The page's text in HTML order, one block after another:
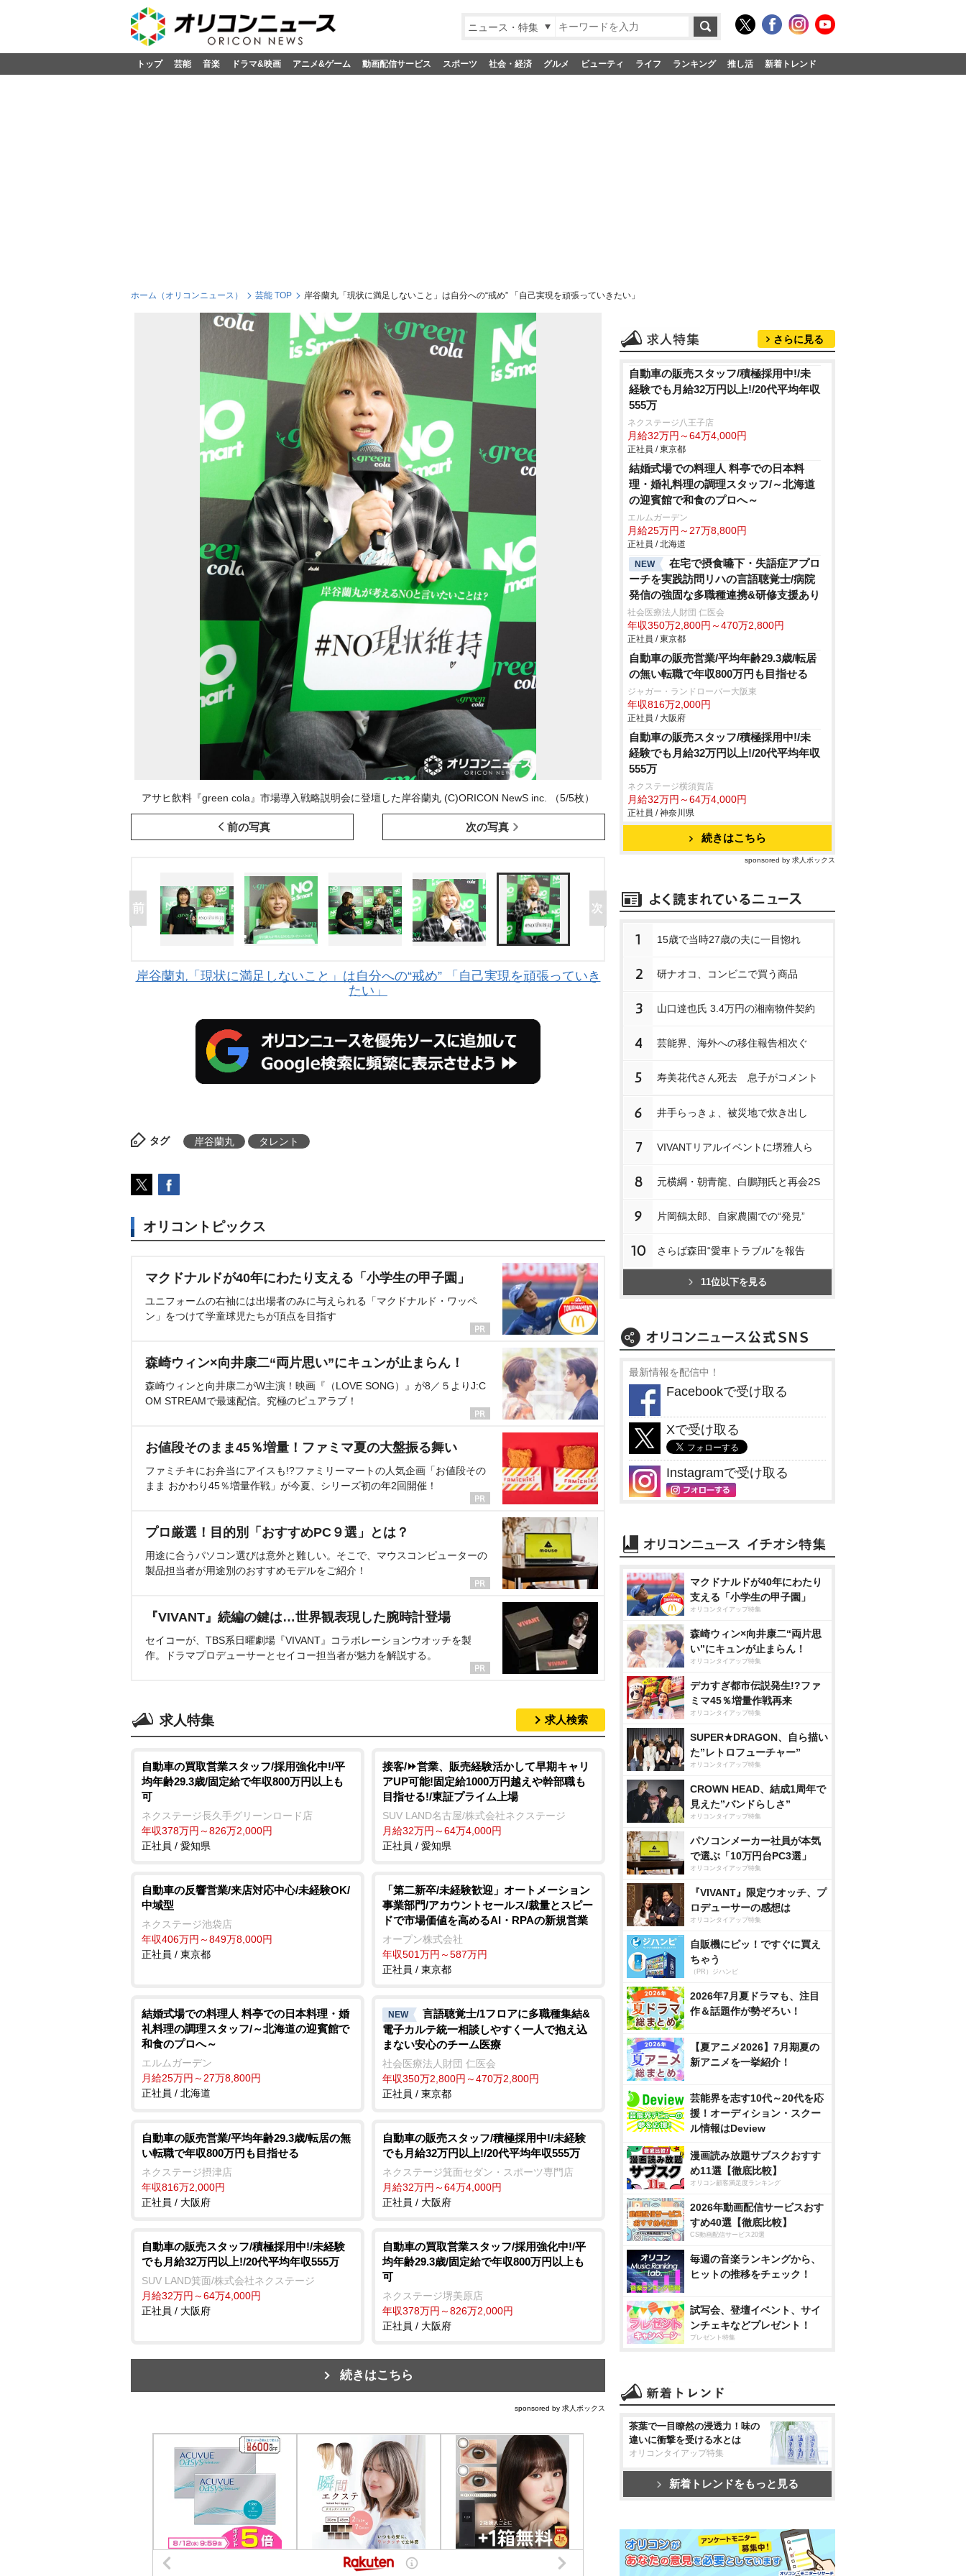
ニュース・特集
トップ 芸能 音楽 ドラマ&映画 アニメ&ゲーム 動画配信サービス スポーツ 社会・経済 グルメ ビューティ ライフ ランキング 推し活 新着トレンド
ホーム（オリコンニュース） 芸能 TOP 岸谷蘭丸「現状に満足しないこと」は自分への“戒め” 「自己実現を頑張っていきたい」
アサヒ飲料『green cola』市場導入戦略説明会に登壇した岸谷蘭丸 (C)ORICON NewS inc. （5/5枚）
前の写真 次の写真
岸谷蘭丸「現状に満足しないこと」は自分への“戒め” 「自己実現を頑張っていき
たい」
タグ 岸谷蘭丸 タレント
オリコントピックス
マクドナルドが40年にわたり支える「小学生の甲子園」
ユニフォームの右袖には出場者のみに与えられる「マクドナルド・ワッペ
ン」をつけて学童球児たちが頂点を目指す
森崎ウィン×向井康二“両片思い”にキュンが止まらん！
森崎ウィンと向井康二がW主演！映画『（LOVE SONG）』が8／５よりJ:C
OM STREAMで最速配信。究極のピュアラブ！
お値段そのまま45％増量！ファミマ夏の大盤振る舞い
ファミチキにお弁当にアイスも!?ファミリーマートの人気企画「お値段その
まま おかわり45％増量作戦」が今夏、シリーズ初の年2回開催！
プロ厳選！目的別「おすすめPC９選」とは？
用途に合うパソコン選びは意外と難しい。そこで、マウスコンピューターの
製品担当者が用途別のおすすめモデルをご紹介！
『VIVANT』続編の鍵は…世界観表現した腕時計登場
セイコーが、TBS系日曜劇場『VIVANT』コラボレーションウオッチを製
作。ドラマプロデューサーとセイコー担当者が魅力を解説する。
求人特集 求人検索
自動車の買取営業スタッフ/採用強化中!/平
均年齢29.3歳/固定給で年収800万円以上も
可
ネクステージ⾧久手グリーンロード店
年収378万円～826万2,000円
正社員 / 愛知県
接客/⏩️営業、販売経験活かして早期キャリ
アUP可能!固定給1000万円越えや幹部職も
目指せる!/東証プライム上場
SUV LAND名古屋/株式会社ネクステージ
月給32万円～64万4,000円
正社員 / 愛知県
自動車の反響営業/来店対応中心/未経験OK/
中域型
ネクステージ池袋店
年収406万円～849万8,000円
正社員 / 東京都
「第二新卒/未経験歓迎」オートメーション
事業部門/アカウントセールス/裁量とスピー
ドで市場価値を高めるAI・RPAの新規営業
オープン株式会社
年収501万円～587万円
正社員 / 東京都
結婚式場での料理人 料亭での日本料理・婚
礼料理の調理スタッフ/～北海道の迎賓館で
和食のプロへ～
エルムガーデン
月給25万円～27万8,800円
正社員 / 北海道
NEW
言語聴覚士/1フロアに多職種集結&
電子カルテ統一相談しやすく一人で抱え込
まない安心のチーム医療
社会医療法人財団 仁医会
年収350万2,800円～470万2,800円
正社員 / 東京都
自動車の販売営業/平均年齢29.3歳/転居の無
い転職で年収800万円も目指せる
ネクステージ摂津店
年収816万2,000円
正社員 / 大阪府
自動車の販売スタッフ/積極採用中!/未経験
でも月給32万円以上!/20代平均年収555万
ネクステージ箕面セダン・スポーツ専門店
月給32万円～64万4,000円
正社員 / 大阪府
自動車の販売スタッフ/積極採用中!/未経験
でも月給32万円以上!/20代平均年収555万
SUV LAND箕面/株式会社ネクステージ
月給32万円～64万4,000円
正社員 / 大阪府
自動車の買取営業スタッフ/採用強化中!/平
均年齢29.3歳/固定給で年収800万円以上も
可
ネクステージ堺美原店
年収378万円～826万2,000円
正社員 / 大阪府
続きはこちら
sponsored by 求人ボックス
さらに見る
自動車の販売スタッフ/積極採用中!/未
経験でも月給32万円以上!/20代平均年収
555万
ネクステージ八王子店
月給32万円～64万4,000円
正社員 / 東京都
結婚式場での料理人 料亭での日本料
理・婚礼料理の調理スタッフ/～北海道
の迎賓館で和食のプロへ～
エルムガーデン
月給25万円～27万8,800円
正社員 / 北海道
NEW
在宅で摂食嚥下・失語症アプロ
ーチを実践訪問リハの言語聴覚士/病院
発信の強固な多職種連携&研修支援あり
社会医療法人財団 仁医会
年収350万2,800円～470万2,800円
正社員 / 東京都
自動車の販売営業/平均年齢29.3歳/転居
の無い転職で年収800万円も目指せる
ジャガー・ランドローバー大阪東
年収816万2,000円
正社員 / 大阪府
自動車の販売スタッフ/積極採用中!/未
経験でも月給32万円以上!/20代平均年収
555万
ネクステージ横須賀店
月給32万円～64万4,000円
正社員 / 神奈川県
続きはこちら
sponsored by 求人ボックス
1 15歳で当時27歳の夫に一目惚れ
2 研ナオコ、コンビニで買う商品
3 山口達也氏 3.4万円の湘南物件契約
4 芸能界、海外への移住報告相次ぐ
5 寿美花代さん死去 息子がコメント
6 井手らっきょ、被災地で炊き出し
7 VIVANTリアルイベントに堺雅人ら
8 元横綱・朝青龍、白鵬翔氏と再会2S
9 片岡鶴太郎、自家農園での“発見”
10 さらば森田“愛車トラブル”を報告
11位以下を見る
最新情報を配信中！
Facebookで受け取る
Xで受け取る
Instagramで受け取る
マクドナルドが40年にわたり
支える「小学生の甲子園」
オリコンタイアップ特集
森崎ウィン×向井康二“両片思
い”にキュンが止まらん！
オリコンタイアップ特集
デカすぎ都市伝説発生!?ファ
ミマ45％増量作戦再来
オリコンタイアップ特集
SUPER★DRAGON、自ら描い
た”レトロフューチャー”
オリコンタイアップ特集
CROWN HEAD、結成1周年で
見えた”バンドらしさ”
オリコンタイアップ特集
パソコンメーカー社員が本気
で選ぶ「10万円台PC3選」
オリコンタイアップ特集
『VIVANT』限定ウオッチ、プ
ロデューサーの感想は
オリコンタイアップ特集
自販機にピッ！ですぐに買え
ちゃう
（PR）ジハンピ
2026年7月夏ドラマも、注目
作＆話題作が勢ぞろい！
【夏アニメ2026】7月期夏の
新アニメを一挙紹介！
芸能界を志す10代～20代を応
援！オーディション・スクー
ル情報はDeview
漫画読み放題サブスクおすす
め11選【徹底比較】
オリコン顧客満足度ランキング
2026年動画配信サービスおす
すめ40選【徹底比較】
CS動画配信サービス20選
毎週の音楽ランキングから、
ヒットの推移をチェック！
試写会、登壇イベント、サイ
ンチェキなどプレゼント！
プレゼント特集
茶葉で一目瞭然の浸透力！味の
違いに衝撃を受ける水とは
オリコンタイアップ特集
新着トレンドをもっと見る